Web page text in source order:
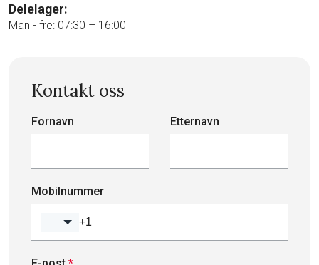
Delelager:
Man - fre: 07:30 – 16:00
Kontakt oss
Fornavn Etternavn
Mobilnummer